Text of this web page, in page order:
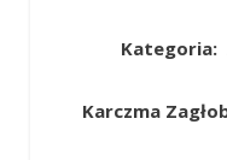
Kategoria:
Karczma